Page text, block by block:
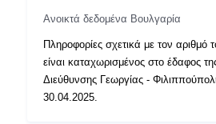
Ανοικτά δεδομένα Βουλγαρία
Πληροφορίες σχετικά με τον αριθμό
είναι καταχωρισμένος στο έδαφος
Διεύθυνσης Γεωργίας -
30.04.2025.